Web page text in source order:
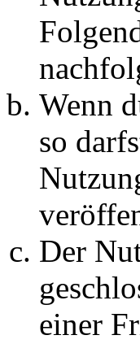
Wenn
so
Der
einer